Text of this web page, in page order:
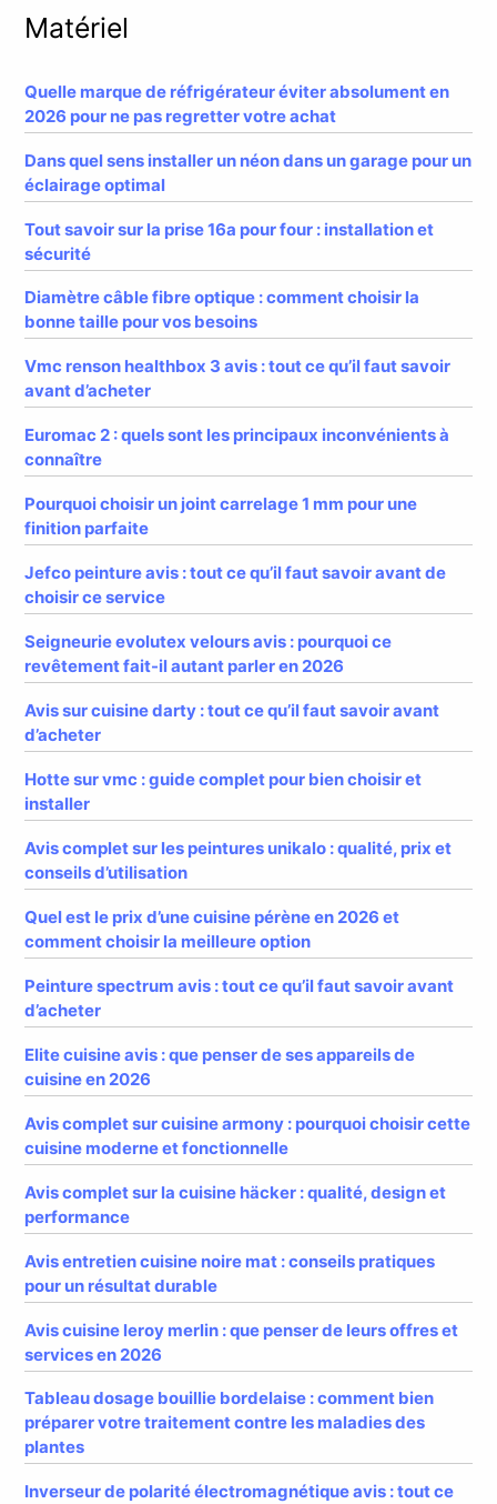
Matériel
Quelle marque de réfrigérateur éviter absolument en
2026 pour ne pas regretter votre achat
Dans quel sens installer un néon dans un garage pour un
éclairage optimal
Tout savoir sur la prise 16a pour four : installation et
sécurité
Diamètre câble fibre optique : comment choisir la
bonne taille pour vos besoins
Vmc renson healthbox 3 avis : tout ce qu’il faut savoir
avant d’acheter
Euromac 2 : quels sont les principaux inconvénients à
connaître
Pourquoi choisir un joint carrelage 1 mm pour une
finition parfaite
Jefco peinture avis : tout ce qu’il faut savoir avant de
choisir ce service
Seigneurie evolutex velours avis : pourquoi ce
revêtement fait-il autant parler en 2026
Avis sur cuisine darty : tout ce qu’il faut savoir avant
d’acheter
Hotte sur vmc : guide complet pour bien choisir et
installer
Avis complet sur les peintures unikalo : qualité, prix et
conseils d’utilisation
Quel est le prix d’une cuisine pérène en 2026 et
comment choisir la meilleure option
Peinture spectrum avis : tout ce qu’il faut savoir avant
d’acheter
Elite cuisine avis : que penser de ses appareils de
cuisine en 2026
Avis complet sur cuisine armony : pourquoi choisir cette
cuisine moderne et fonctionnelle
Avis complet sur la cuisine häcker : qualité, design et
performance
Avis entretien cuisine noire mat : conseils pratiques
pour un résultat durable
Avis cuisine leroy merlin : que penser de leurs offres et
services en 2026
Tableau dosage bouillie bordelaise : comment bien
préparer votre traitement contre les maladies des
plantes
Inverseur de polarité électromagnétique avis : tout ce